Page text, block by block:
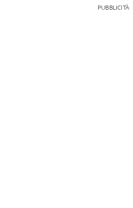
PUBBLICITÀ